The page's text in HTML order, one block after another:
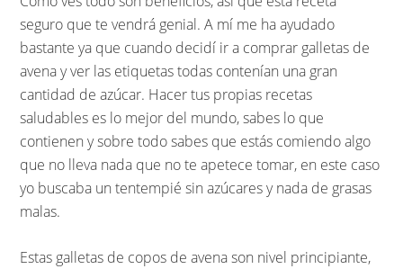
seguro que te vendrá genial. A mí me ha ayudado
bastante ya que cuando decidí ir a comprar galletas de
avena y ver las etiquetas todas contenían una gran
cantidad de azúcar. Hacer tus propias recetas
saludables es lo mejor del mundo, sabes lo que
contienen y sobre todo sabes que estás comiendo algo
que no lleva nada que no te apetece tomar, en este caso
yo buscaba un tentempié sin azúcares y nada de grasas
malas.
Estas galletas de copos de avena son nivel principiante,